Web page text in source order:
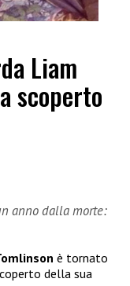
Liam
scoperto
anno dalla morte:
è tornato
della sua